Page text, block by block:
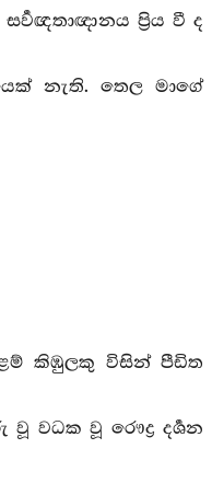
ප්‍රිය වී ද
නැති. තෙල මාගේ
කිඹුලකු විසින් පීඩිත
වධක වූ රෞද්‍ර දර්‍ශන